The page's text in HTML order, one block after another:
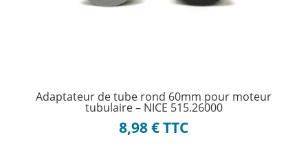
Adaptateur de tube rond 60mm pour moteur
tubulaire – NICE 515.26000
8,98€TTC